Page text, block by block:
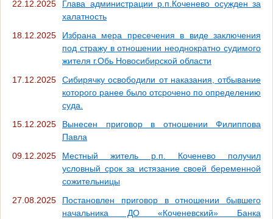
22.12.2025
Глава администрации р.п.Коченево осужден за
халатность
18.12.2025
Избрана мера пресечения в виде заключения
под стражу в отношении неоднократно судимого
жителя г.Обь Новосибирской области
17.12.2025
Сибирячку освободили от наказания, отбывание
которого ранее было отсрочено по определению
суда.
15.12.2025
Вынесен приговор в отношении Филиппова
Павла
09.12.2025
Местный житель р.п. Коченево получил
условный срок за истязание своей беременной
сожительницы
27.08.2025
Постановлен приговор в отношении бывшего
начальника ДО «Коченевский» Банка